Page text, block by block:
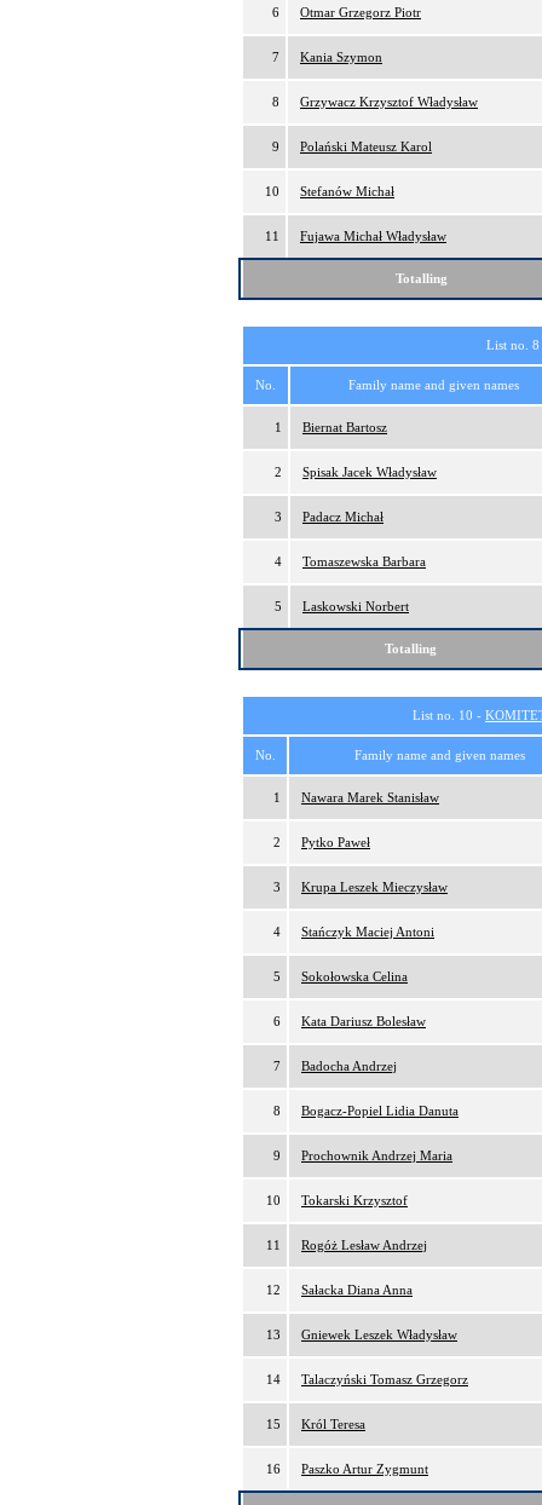
6 Otmar Grzegorz Piotr
7 Kania Szymon
8 Grzywacz Krzysztof Władysław
9 Polański Mateusz Karol
10 Stefanów Michał
11 Fujawa Michał Władysław
Totalling
List no.
No. Family name and given names
1 Biernat Bartosz
2 Spisak Jacek Władysław
3 Padacz Michał
4 Tomaszewska Barbara
5 Laskowski Norbert
Totalling
List no. 10 -
No. Family name and given names
1 Nawara Marek Stanisław
2 Pytko Paweł
3 Krupa Leszek Mieczysław
4 Stańczyk Maciej Antoni
5 Sokołowska Celina
6 Kata Dariusz Bolesław
7 Badocha Andrzej
8 Bogacz-Popiel Lidia Danuta
9 Prochownik Andrzej Maria
10 Tokarski Krzysztof
11 Rogóż Lesław Andrzej
12 Sałacka Diana Anna
13 Gniewek Leszek Władysław
14 Talaczyński Tomasz Grzegorz
15 Król Teresa
16 Paszko Artur Zygmunt